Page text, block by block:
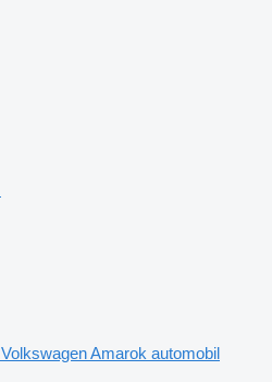
Volkswagen Amarok automobil